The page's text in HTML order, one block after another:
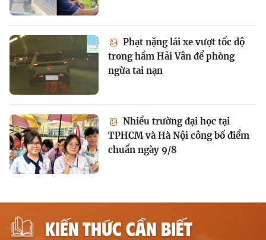
Phạt nặng lái xe vượt tốc độ
trong hầm Hải Vân để phòng
ngừa tai nạn
Nhiều trường đại học tại
TPHCM và Hà Nội công bố điểm
chuẩn ngày 9/8
KIẾN THỨC CẦN BIẾT